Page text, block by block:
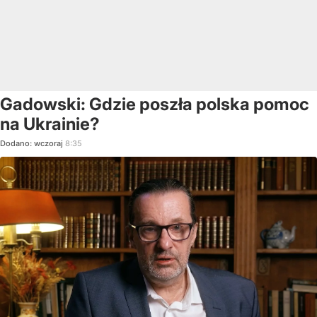
Gadowski: Gdzie poszła polska pomoc
na Ukrainie?
Dodano: wczoraj 8:35